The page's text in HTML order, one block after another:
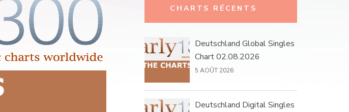
CHARTS RÉCENTS
Deutschland Global Singles
Chart 02.08.2026
5 AOÛT 2026
Deutschland Digital Singles